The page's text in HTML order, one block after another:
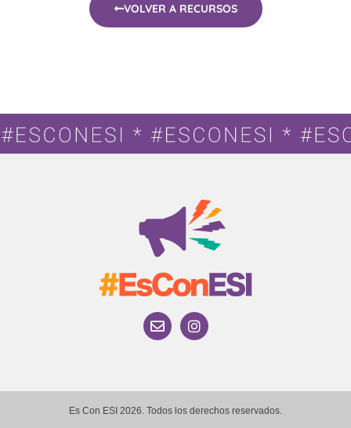
VOLVER A RECURSOS
Es Con ESI 2026. Todos los derechos reservados.